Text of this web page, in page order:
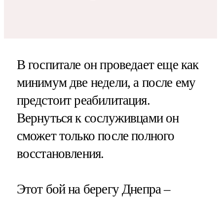
В госпитале он проведает еще как
минимум две недели, а после ему
предстоит реабилитация.
Вернуться к сослуживцами он
сможет только после полного
восстановления.
Этот бой на берегу Днепра –